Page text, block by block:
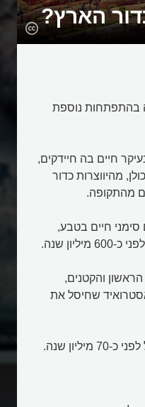
מהם העידנים
הארץ?
הארץ?
בהתפתחות נוספת
חיים בה חיידקים,
מהיווצרות כדור
מהתקופה.
סימני חיים בטבע,
שנה.
בו היונקים הראשון והקטנים,
שחיסל את
העידן הקנוזואי - התקופה האחרונה, הכוללת את ימינו. הוא החל לפני כ-70 מיליון שנה.